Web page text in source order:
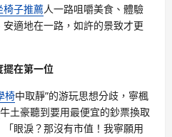
椅子推薦人一路咀嚼美食、體驗
適地在一路，如許的景致才更
擺在第一位
椅中取靜”的游玩思想分歧，寧楓
牛土豪聽到要用最便宜的鈔票換取
眼淚？那沒有市值！我寧願用